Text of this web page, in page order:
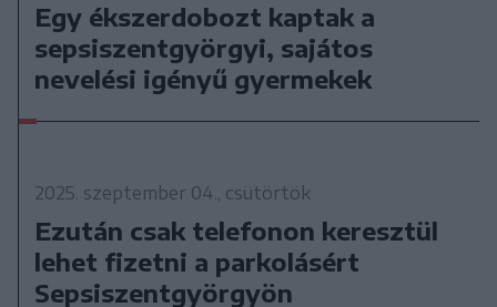
Egy ékszerdobozt kaptak a
sepsiszentgyörgyi, sajátos
nevelési igényű gyermekek
2025. szeptember 04., csütörtök
Ezután csak telefonon keresztül
lehet fizetni a parkolásért
Sepsiszentgyörgyön